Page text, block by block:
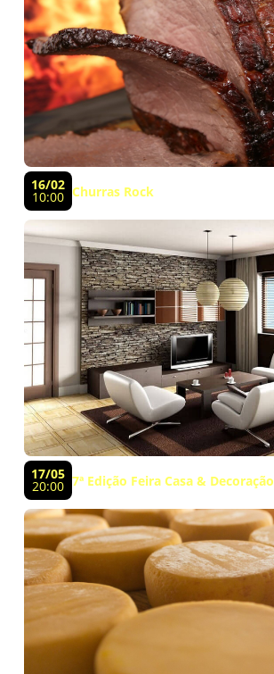
16/02
10:00 Churras Rock
17/05
20:00 7ª Edição Feira Casa & Decoração